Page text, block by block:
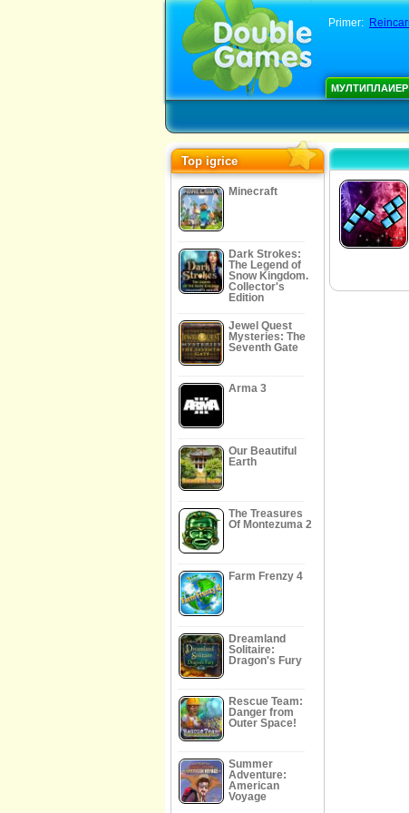
Primer:
МУЛТИПЛАИЕР
Top igrice
Minecraft
Dark Strokes:
The Legend of
Snow Kingdom.
Collector's
Edition
Jewel Quest
Mysteries: The
Seventh Gate
Arma 3
Our Beautiful
Earth
The Treasures
Of Montezuma 2
Farm Frenzy 4
Dreamland
Solitaire:
Dragon's Fury
Rescue Team:
Danger from
Outer Space!
Summer
Adventure:
American
Voyage